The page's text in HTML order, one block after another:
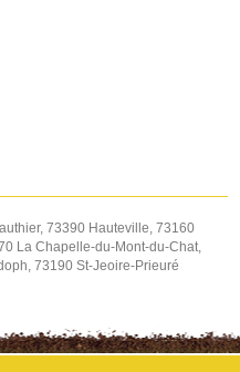
73390 Hauteville, 73160
La Chapelle-du-Mont-du-Chat,
73190 St-Jeoire-Prieuré